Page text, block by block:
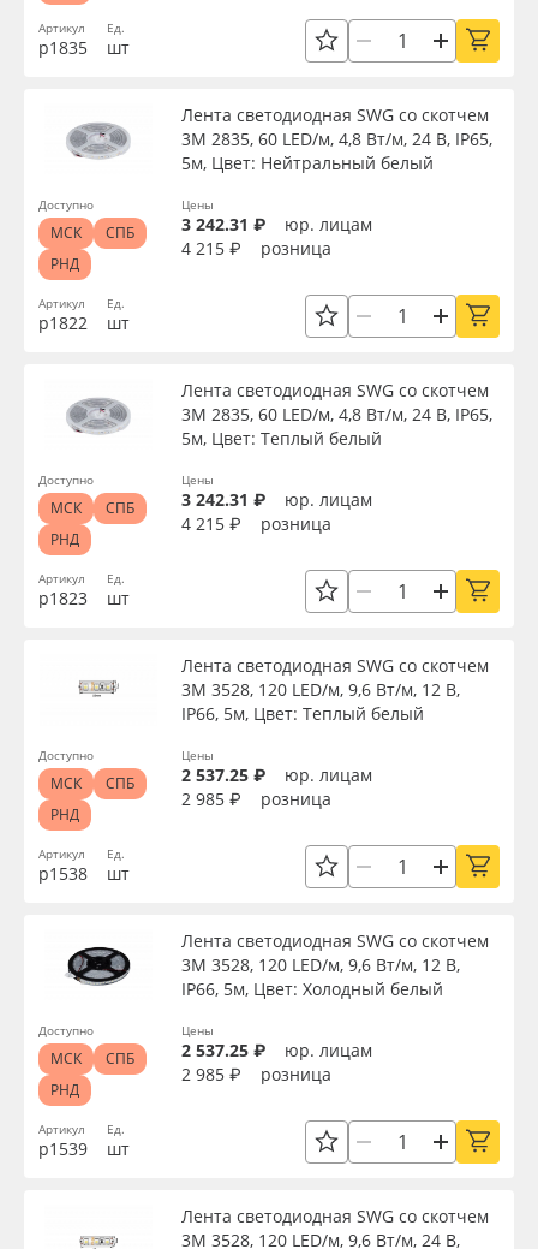
Артикул
р1835
Ед.
шт
Артикул
р1822
Лента светодиодная SWG со скотчем
3М 2835, 60 LED/м, 4,8 Вт/м, 24 В, IP65,
5м, Цвет: Нейтральный белый
Ед.
шт
Цены
3 242.31 ₽
юр. лицам
4 215 ₽
розница
Доступно
МСК
СПБ
РНД
Артикул
р1823
Лента светодиодная SWG со скотчем
3М 2835, 60 LED/м, 4,8 Вт/м, 24 В, IP65,
5м, Цвет: Теплый белый
Ед.
шт
Цены
3 242.31 ₽
юр. лицам
4 215 ₽
розница
Доступно
МСК
СПБ
РНД
Артикул
р1538
Лента светодиодная SWG со скотчем
3М 3528, 120 LED/м, 9,6 Вт/м, 12 В,
IP66, 5м, Цвет: Теплый белый
Ед.
шт
Цены
2 537.25 ₽
юр. лицам
2 985 ₽
розница
Доступно
МСК
СПБ
РНД
Артикул
р1539
Лента светодиодная SWG со скотчем
3М 3528, 120 LED/м, 9,6 Вт/м, 12 В,
IP66, 5м, Цвет: Холодный белый
Ед.
шт
Цены
2 537.25 ₽
юр. лицам
2 985 ₽
розница
Доступно
МСК
СПБ
РНД
Лента светодиодная SWG со скотчем
3М 3528, 120 LED/м, 9,6 Вт/м, 24 В,